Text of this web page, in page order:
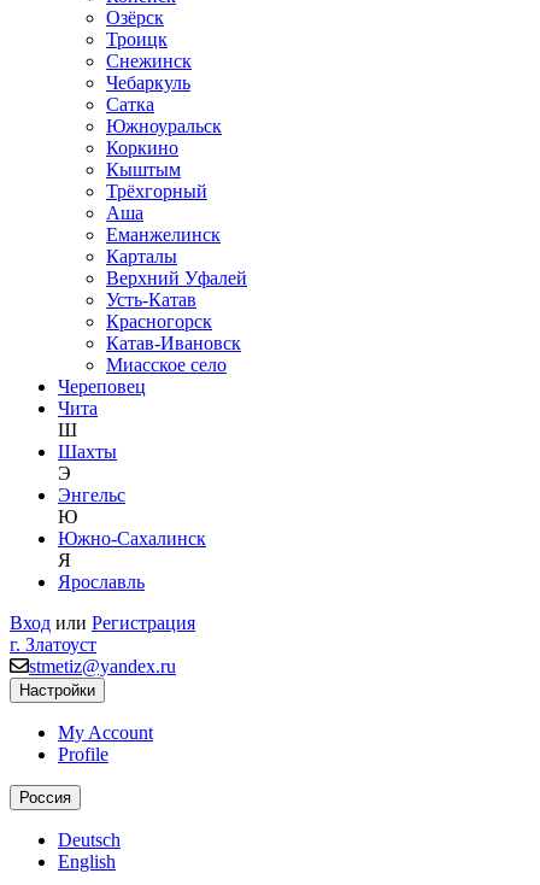
Озёрск
Троицк
Снежинск
Чебаркуль
Сатка
Южноуральск
Коркино
Кыштым
Трёхгорный
Аша
Еманжелинск
Карталы
Верхний Уфалей
Усть-Катав
Красногорск
Катав-Ивановск
Миасское село
Череповец
Чита
Ш
Шахты
Э
Энгельс
Ю
Южно-Сахалинск
Я
Ярославль
Вход или Регистрация
г. Златоуст
stmetiz@yandex.ru
Настройки
My Account
Profile
Россия
Deutsch
English